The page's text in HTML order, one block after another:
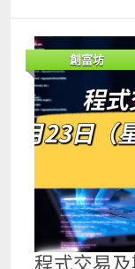
Session Volume
Volume Profile
行用pine script
版本給大家參考
以嘗試用Session
其他不同的指標
高短炒或
創富坊
程式交易